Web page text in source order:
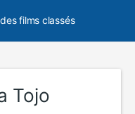
films classés
Tojo